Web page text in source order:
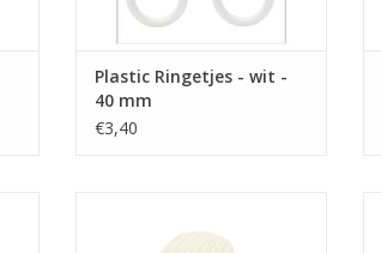
Plastic Ringetjes - wit -
40 mm
€3,40
326